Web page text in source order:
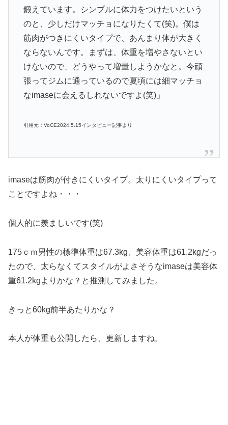
鍛えています。シンプルに体力をつけたいという
のと、少しだけマッチョになりたくて(笑)。僕は
筋肉がつきにくいタイプで、あんまり体が大きく
ならないんです。まずは、体重を増やさないとい
けないので、どうやって増量しようかなと。今頑
張ってジムに通っているので夏頃には細マッチョ
なimaseに会えるしれないですよ(笑)」
引用元：VoCE2024.5.15インタビュー記事より
imaseは筋肉が付きにくいタイプ。太りにくいタイプって
ことですよね・・・
個人的に羨ましいです(笑)
175ｃｍ男性の標準体重は67.3kg、美容体重は61.2kgだっ
たので、太らなくてスタイルがよさそうなimaseは美容体
重61.2kgよりかな？と推測してみました。
きっと60kg前半あたりかな？
本人が体重も公開したら、更新しますね。